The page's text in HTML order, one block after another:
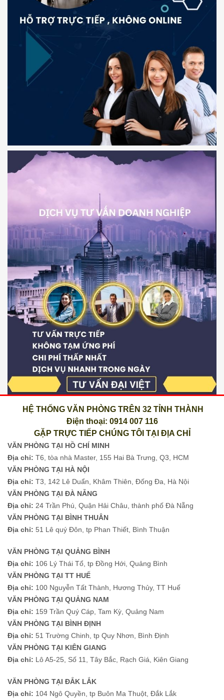
HỆ THỐNG VĂN PHÒNG TRÊN 32 TỈNH THÀNH
Điện thoại: 0914 007 116
GẶP TRỰC TIẾP CHÚNG TÔI TẠI ĐỊA CHỈ
VĂN PHÒNG TẠI HỒ CHÍ MINH
Địa chỉ: T6, tòa nhà Master, 155 Hai Bà Trưng, Q3, HCM
VĂN PHÒNG TẠI HÀ NỘI
Địa chỉ: T3, 142 Lê Duẩn, Khâm Thiên, Đống Đa, Hà Nội
VĂN PHÒNG TẠI ĐÀ NẴNG
Địa chỉ: 24 Trần Phú, Quận Hải Châu, thành phố Đà Nẵng
VĂN PHÒNG TẠI BÌNH THUÂN
Địa chỉ: 51 Lê quý Đôn, tp Phan Thiết, Bình Thuận
VĂN PHÒNG TẠI QUẢNG BÌNH
Địa chỉ: 106 Lý Thái Tổ, tp Đồng Hới, Quảng Bình
VĂN PHÒNG TẠI TT HUẾ
Địa chỉ: 100 Nguyễn Tất Thành, Hương Thủy, TT Huế
VĂN PHÒNG TẠI QUẢNG NAM
Địa chỉ: 159 Trần Quý Cáp, Tam Kỳ, Quảng Nam
VĂN PHÒNG TẠI BÌNH ĐỊNH
Địa chỉ: 51 Trường Chinh, tp Quy Nhơn, Bình Định
VĂN PHÒNG TẠI KIÊN GIANG
Địa chỉ: Lô A5-25, Số 11, Tây Bắc, Rạch Giá, Kiên Giang
VĂN PHÒNG TẠI ĐẮK LẮK
Địa chỉ: 104 Ngô Quyền, tp Buôn Ma Thuột, Đắk Lắk